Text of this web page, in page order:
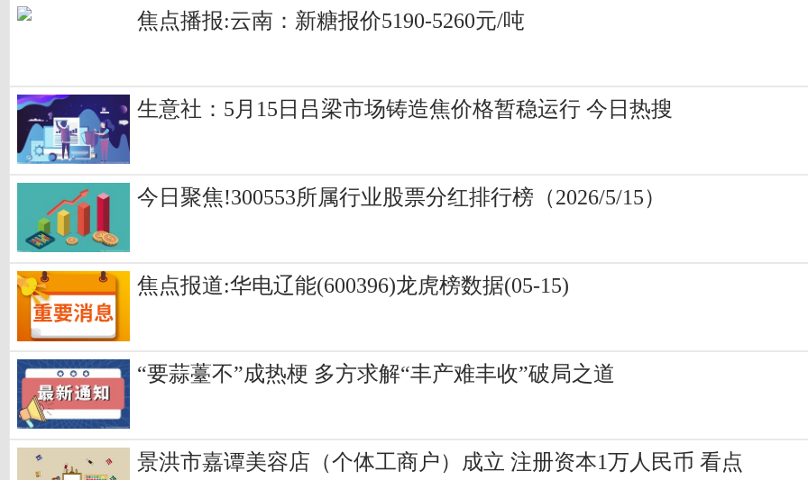
焦点播报:云南：新糖报价5190-5260元/吨
生意社：5月15日吕梁市场铸造焦价格暂稳运行 今日热搜
今日聚焦!300553所属行业股票分红排行榜（2026/5/15）
焦点报道:华电辽能(600396)龙虎榜数据(05-15)
“要蒜薹不”成热梗 多方求解“丰产难丰收”破局之道
景洪市嘉谭美容店（个体工商户）成立 注册资本1万人民币 看点